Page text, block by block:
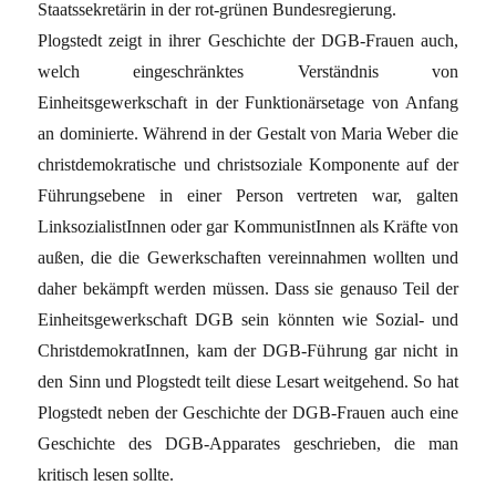
Staatssekretärin in der rot-grünen Bundesregierung.
Plogstedt zeigt in ihrer Geschichte der DGB-Frauen auch,
welch eingeschränktes Verständnis von
Einheitsgewerkschaft in der Funktionärsetage von Anfang
an dominierte. Während in der Gestalt von Maria Weber die
christdemokratische und christsoziale Komponente auf der
Führungsebene in einer Person vertreten war, galten
LinksozialistInnen oder gar KommunistInnen als Kräfte von
außen, die die Gewerkschaften vereinnahmen wollten und
daher bekämpft werden müssen. Dass sie genauso Teil der
Einheitsgewerkschaft DGB sein könnten wie Sozial- und
ChristdemokratInnen, kam der DGB-Führung gar nicht in
den Sinn und Plogstedt teilt diese Lesart weitgehend. So hat
Plogstedt neben der Geschichte der DGB-Frauen auch eine
Geschichte des DGB-Apparates geschrieben, die man
kritisch lesen sollte.